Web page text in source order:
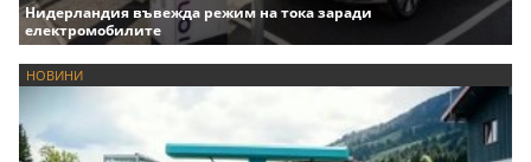
Нидерландия въвежда режим на тока заради
електромобилите
НОВИНИ